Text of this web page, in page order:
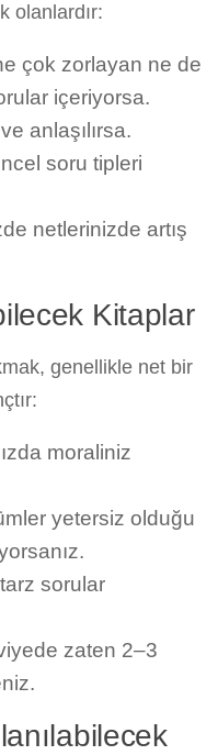
olanlardır:
çok zorlayan ne de
içeriyorsa.
anlaşılırsa.
soru tipleri
netlerinizde artış
Kitaplar
genellikle net bir
moraliniz
yetersiz olduğu
sorular
zaten 2–3